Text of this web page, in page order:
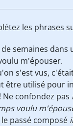
les phrases
semaines dans
m'épouser.
s'est vus,
être utilisé pour
confondez pas
voulu
passé composé